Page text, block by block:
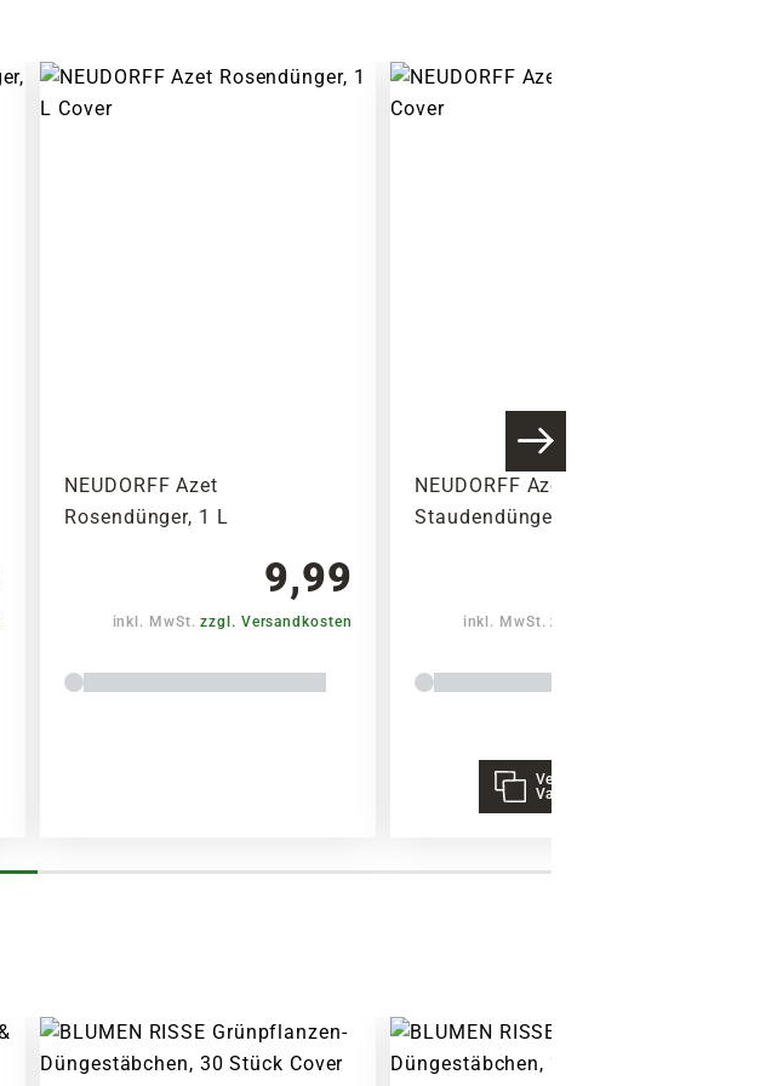
NEUDORFF Azet
Rosendünger, 1 L
9,99
inkl. MwSt.zzgl. Versandkosten
NEUDORFF Azet
Staudendünger
inkl. MwSt.zzgl. Versandkosten
Verschiedene
Varianten